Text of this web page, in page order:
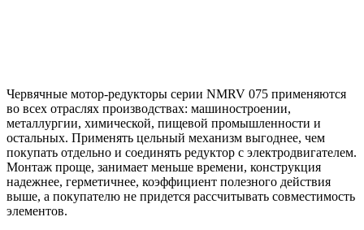
Червячные мотор-редукторы серии NMRV 075 применяются
во всех отраслях производствах: машиностроении,
металлургии, химической, пищевой промышленности и
остальных. Применять цельный механизм выгоднее, чем
покупать отдельно и соединять редуктор с электродвигателем.
Монтаж проще, занимает меньше времени, конструкция
надежнее, герметичнее, коэффициент полезного действия
выше, а покупателю не придется рассчитывать совместимость
элементов.